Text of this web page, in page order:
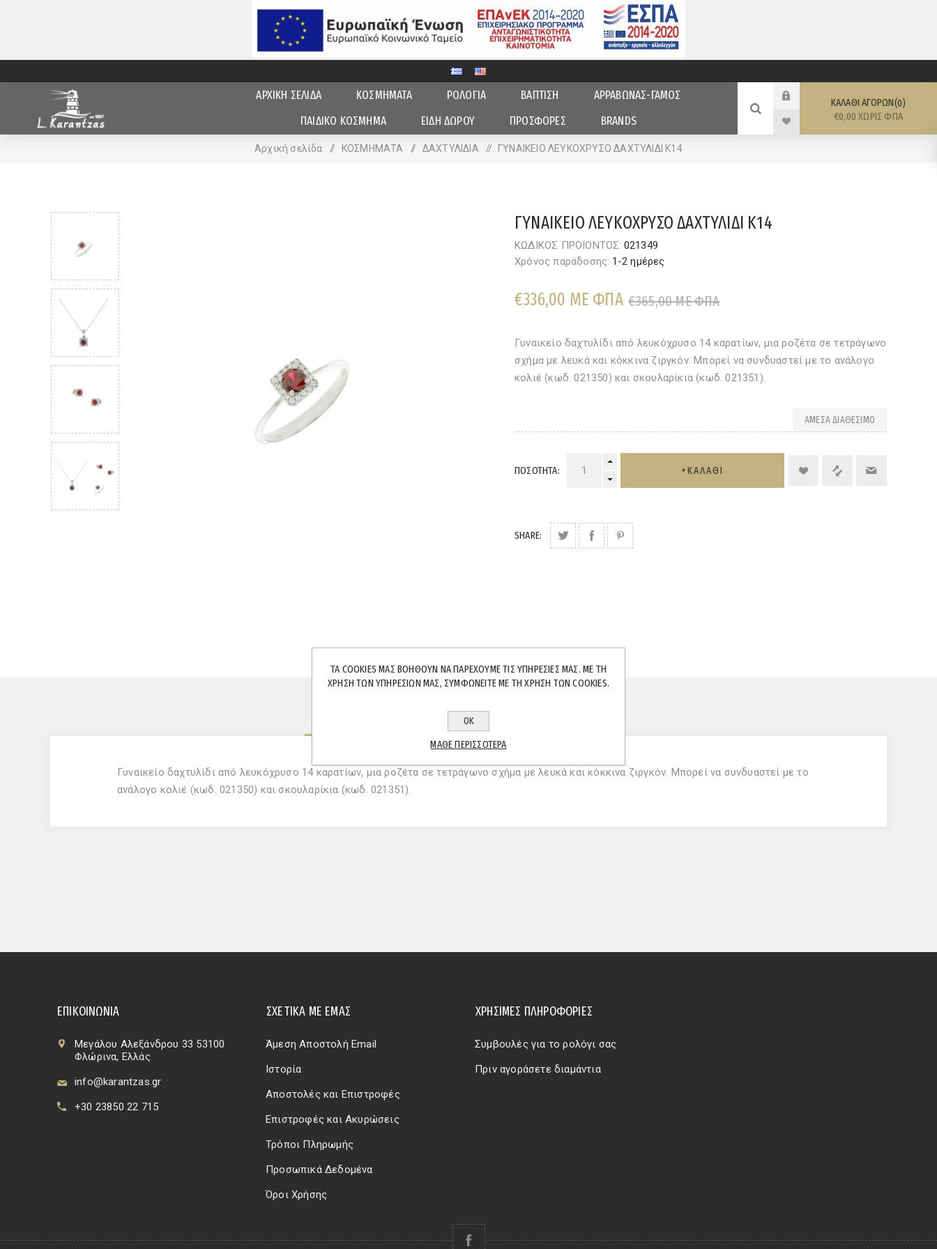
ΑΡΧΙΚΗ ΣΕΛΙΔΑ ΚΟΣΜΗΜΑΤΑ ΡΟΛΟΓΙΑ ΒΑΠΤΙΣΗ
ΑΡΡΑΒΩΝΑΣ-ΓΑΜΟΣ
ΠΑΙΔΙΚΟ ΚΟΣΜΗΜΑ
ΕΙΔΗ ΔΩΡΟΥ ΠΡΟΣΦΟΡΕΣ BRANDS
ΚΑΛΆΘΙ ΑΓΟΡΏΝ 0
€0,00 ΧΩΡΊΣ ΦΠΑ
Αρχική σελίδα / ΚΟΣΜΗΜΑΤΑ / ΔΑΧΤΥΛΙΔΙA / ΓΥΝΑΙΚΕΙΟ ΛΕΥΚΟΧΡΥΣΟ ΔΑΧΤΥΛΙΔΙ Κ14
ΓΥΝΑΙΚΕΙΟ ΛΕΥΚΟΧΡΥΣΟ ΔΑΧΤΥΛΙΔΙ Κ14
ΚΩΔΙΚΟΣ ΠΡΟΪΟΝΤΟΣ: 021349
Χρόνος παράδοσης: 1-2 ημέρες
€336,00 ΜΕ ΦΠΑ €365,00 ΜΕ ΦΠΑ
Γυναικείο δαχτυλίδι από λευκόχρυσο 14 καρατίων, μια ροζέτα σε τετράγωνο
σχήμα με λευκά και κόκκινα ζιργκόν. Μπορεί να συνδυαστεί με το ανάλογο
κολιέ (κωδ. 021350) και σκουλαρίκια (κωδ. 021351).
ΆΜΕΣΑ ΔΙΑΘΈΣΙΜΟ
ΠΟΣΌΤΗΤΑ:
SHARE:
ΧΑΡΑΚΤΗΡΙΣΤΙΚΆ
Γυναικείο δαχτυλίδι από λευκόχρυσο 14 καρατίων, μια ροζέτα σε τετράγωνο σχήμα με λευκά και κόκκινα ζιργκόν. Μπορεί να συνδυαστεί με το
ανάλογο κολιέ (κωδ. 021350) και σκουλαρίκια (κωδ. 021351).
ΕΠΙΚΟΙΝΩΝΊΑ
Μεγάλου Αλεξάνδρου 33 53100
Φλώρινα, Ελλάς
info@karantzas.gr
+30 23850 22 715
ΣΧΕΤΙΚΆ ΜΕ ΕΜΆΣ
Άμεση Αποστολή Email
Ιστορία
Αποστολές και Επιστροφές
Επιστροφές και Ακυρώσεις
Τρόποι Πληρωμής
Προσωπικά Δεδομένα
Όροι Χρήσης
ΧΡΗΣΙΜΕΣ ΠΛΗΡΟΦΟΡΙΕΣ
Συμβουλές για το ρολόγι σας
Πριν αγοράσετε διαμάντια
ΤΑ COOKIES ΜΑΣ ΒΟΗΘΟΎΝ ΝΑ ΠΑΡΈΧΟΥΜΕ ΤΙΣ ΥΠΗΡΕΣΊΕΣ ΜΑΣ. ΜΕ ΤΗ
ΧΡΉΣΗ ΤΩΝ ΥΠΗΡΕΣΙΏΝ ΜΑΣ, ΣΥΜΦΩΝΕΊΤΕ ΜΕ ΤΗ ΧΡΉΣΗ ΤΩΝ COOKIES.
ΟΚ
ΜΆΘΕ ΠΕΡΙΣΣΌΤΕΡΑ